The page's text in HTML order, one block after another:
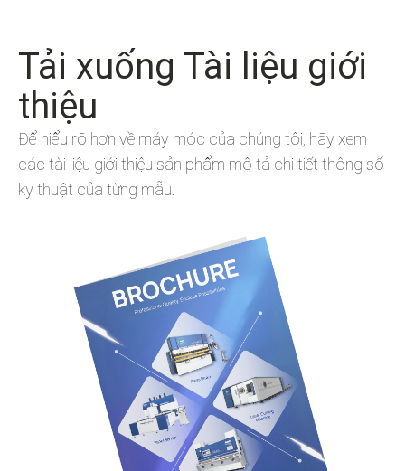
Tải xuống Tài liệu giới
thiệu
Để hiểu rõ hơn về máy móc của chúng tôi, hãy xem
các tài liệu giới thiệu sản phẩm mô tả chi tiết thông số
kỹ thuật của từng mẫu.